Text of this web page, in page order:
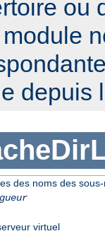
ou
depuis
des noms des
virtuel